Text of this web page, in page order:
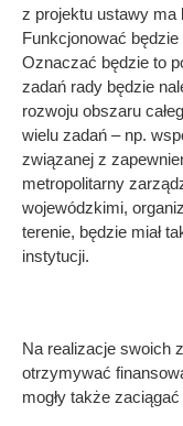
z projektu ustawy ma
Funkcjonować
Oznaczać będzie to
zadań rady będzie
rozwoju obszaru
wielu zadań – np.
związanej z
metropolitarny
wojewódzkimi,
terenie, będzie miał
instytucji.
Na realizacje swoich
otrzymywać
mogły także